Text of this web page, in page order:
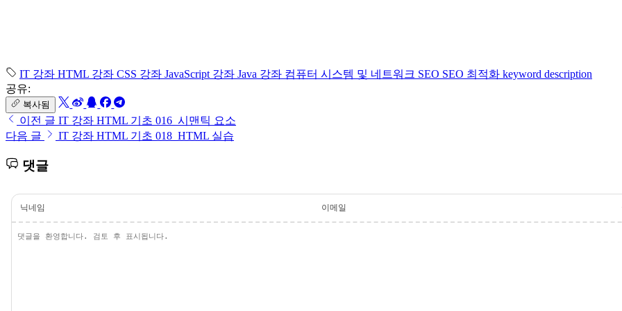
IT 강좌 HTML 강좌 CSS 강좌 JavaScript 강좌 Java 강좌 컴퓨터 시스템 및 네트워크 SEO SEO 최적화 keyword description
공유:
복사됨
이전 글 IT 강좌 HTML 기초 016_시맨틱 요소
다음 글
IT 강좌 HTML 기초 018_HTML 실습
댓글
닉네임 이메일